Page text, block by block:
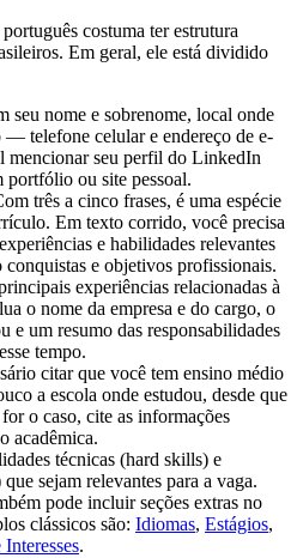
costuma ter estrutura
Em geral, ele está dividido
seu nome e sobrenome, local onde
— telefone celular e endereço de e-
mencionar seu perfil do LinkedIn
portfólio ou site pessoal.
três a cinco frases, é uma espécie
Em texto corrido, você precisa
e habilidades relevantes
conquistas e objetivos profissionais.
experiências relacionadas à
o nome da empresa e do cargo, o
e um resumo das responsabilidades
tempo.
citar que você tem ensino médio
a escola onde estudou, desde que
o caso, cite as informações
acadêmica.
técnicas (hard skills) e
sejam relevantes para a vaga.
pode incluir seções extras no
clássicos são: Idiomas, Estágios,
.